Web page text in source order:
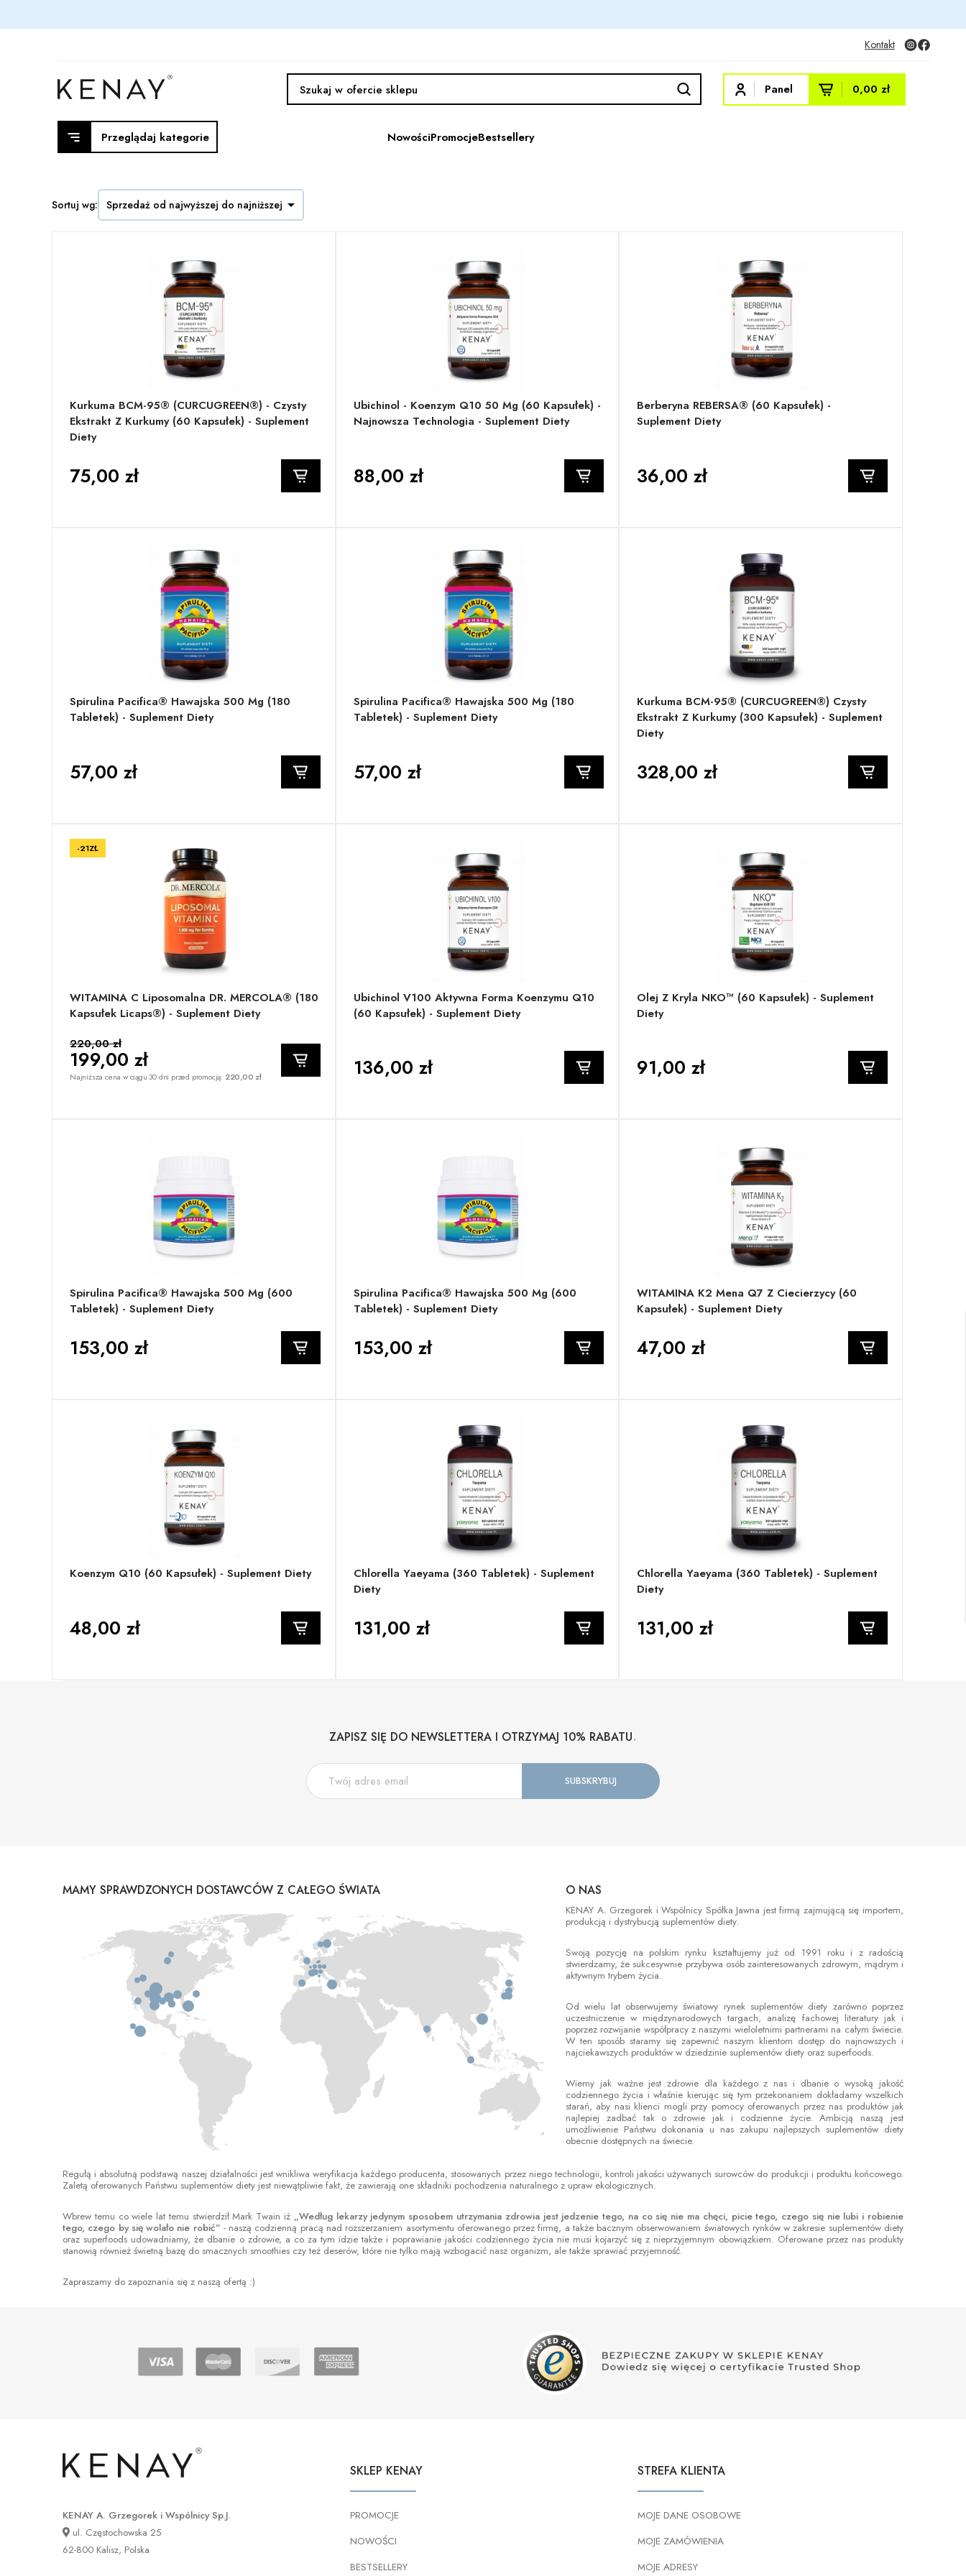
Kontakt
Panel 0,00 zł
Przeglądaj kategorie NowościPromocjeBestsellery
Sortuj wg: Sprzedaż od najwyższej do najniższej 
Kurkuma BCM-95® (CURCUGREEN®) - Czysty
Ekstrakt Z Kurkumy (60 Kapsułek) - Suplement
Diety
75,00 zł
Ubichinol - Koenzym Q10 50 Mg (60 Kapsułek) -
Najnowsza Technologia - Suplement Diety
88,00 zł
Berberyna REBERSA® (60 Kapsułek) -
Suplement Diety
36,00 zł
Spirulina Pacifica® Hawajska 500 Mg (180
Tabletek) - Suplement Diety
57,00 zł
Spirulina Pacifica® Hawajska 500 Mg (180
Tabletek) - Suplement Diety
57,00 zł
Kurkuma BCM-95® (CURCUGREEN®) Czysty
Ekstrakt Z Kurkumy (300 Kapsułek) - Suplement
Diety
328,00 zł
-21ZŁ
WITAMINA C Liposomalna DR. MERCOLA® (180
Kapsułek Licaps®) - Suplement Diety
220,00 zł
199,00 zł
Najniższa cena w ciągu 30 dni przed promocją: 220,00 zł
Ubichinol V100 Aktywna Forma Koenzymu Q10
(60 Kapsułek) - Suplement Diety
136,00 zł
Olej Z Kryla NKO™ (60 Kapsułek) - Suplement
Diety
91,00 zł
Spirulina Pacifica® Hawajska 500 Mg (600
Tabletek) - Suplement Diety
153,00 zł
Spirulina Pacifica® Hawajska 500 Mg (600
Tabletek) - Suplement Diety
153,00 zł
WITAMINA K2 Mena Q7 Z Ciecierzycy (60
Kapsułek) - Suplement Diety
47,00 zł
Koenzym Q10 (60 Kapsułek) - Suplement Diety
48,00 zł
Chlorella Yaeyama (360 Tabletek) - Suplement
Diety
131,00 zł
Chlorella Yaeyama (360 Tabletek) - Suplement
Diety
131,00 zł
ZAPISZ SIĘ DO NEWSLETTERA I OTRZYMAJ 10% RABATU.
MAMY SPRAWDZONYCH DOSTAWCÓW Z CAŁEGO ŚWIATA O NAS
KENAY A. Grzegorek i Wspólnicy Spółka Jawna jest firmą zajmującą się importem,
produkcją i dystrybucją suplementów diety.
Swoją pozycję na polskim rynku kształtujemy już od 1991 roku i z radością
stwierdzamy, że sukcesywnie przybywa osób zainteresowanych zdrowym, mądrym i
aktywnym trybem życia.
Od wielu lat obserwujemy światowy rynek suplementów diety zarówno poprzez
uczestniczenie w międzynarodowych targach, analizę fachowej literatury jak i
poprzez rozwijanie współpracy z naszymi wieloletnimi partnerami na całym świecie.
W ten sposób staramy się zapewnić naszym klientom dostęp do najnowszych i
najciekawszych produktów w dziedzinie suplementów diety oraz superfoods.
Wiemy jak ważne jest zdrowie dla każdego z nas i dbanie o wysoką jakość
codziennego życia i właśnie kierując się tym przekonaniem dokładamy wszelkich
starań, aby nasi klienci mogli przy pomocy oferowanych przez nas produktów jak
najlepiej zadbać tak o zdrowie jak i codzienne życie. Ambicją naszą jest
umożliwienie Państwu dokonania u nas zakupu najlepszych suplementów diety
obecnie dostępnych na świecie.
Regułą i absolutną podstawą naszej działalności jest wnikliwa weryfikacja każdego producenta, stosowanych przez niego technologii, kontroli jakości używanych surowców do produkcji i produktu końcowego.
Zaletą oferowanych Państwu suplementów diety jest niewątpliwie fakt, że zawierają one składniki pochodzenia naturalnego z upraw ekologicznych.
Wbrew temu co wiele lat temu stwierdził Mark Twain iż „Według lekarzy jedynym sposobem utrzymania zdrowia jest jedzenie tego, na co się nie ma chęci, picie tego, czego się nie lubi i robienie
tego, czego by się wolało nie robić” - naszą codzienną pracą nad rozszerzaniem asortymentu oferowanego przez firmę, a także bacznym obserwowaniem światowych rynków w zakresie suplementów diety
oraz superfoods udowadniamy, że dbanie o zdrowie, a co za tym idzie także i poprawianie jakości codziennego życia nie musi kojarzyć się z nieprzyjemnym obowiązkiem. Oferowane przez nas produkty
stanowią również świetną bazę do smacznych smoothies czy też deserów, które nie tylko mają wzbogacić nasz organizm, ale także sprawiać przyjemność.
Zapraszamy do zapoznania się z naszą ofertą :)
KENAY A. Grzegorek i Wspólnicy Sp.J.
ul. Częstochowska 25
62-800 Kalisz, Polska
SKLEP KENAY
PROMOCJE
NOWOŚCI
BESTSELLERY
STREFA KLIENTA
MOJE DANE OSOBOWE
MOJE ZAMÓWIENIA
MOJE ADRESY